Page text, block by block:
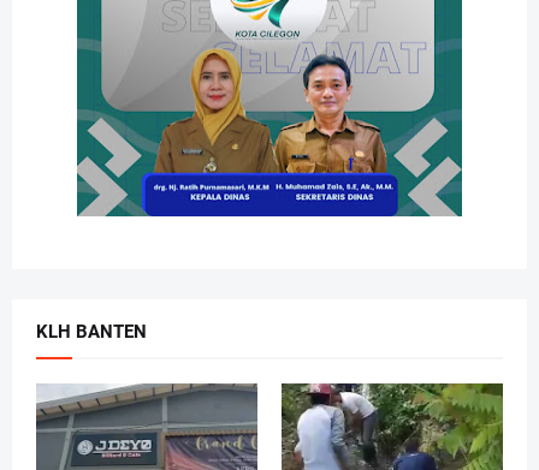
KLH BANTEN